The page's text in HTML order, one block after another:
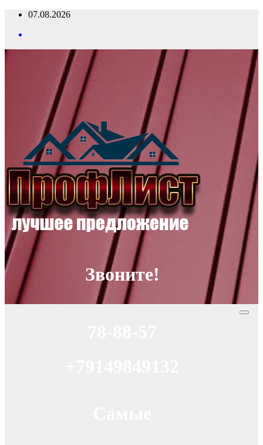
Перейти
содержимому
07.08.2026
Звоните!